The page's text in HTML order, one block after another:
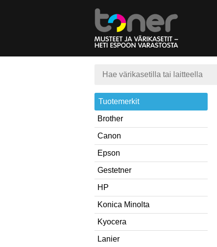
Tuotemerkit
Brother
Canon
Epson
Gestetner
HP
Konica Minolta
Kyocera
Lanier